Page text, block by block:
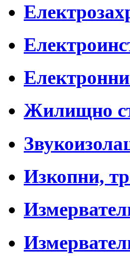
Жилищно
Изкопни,